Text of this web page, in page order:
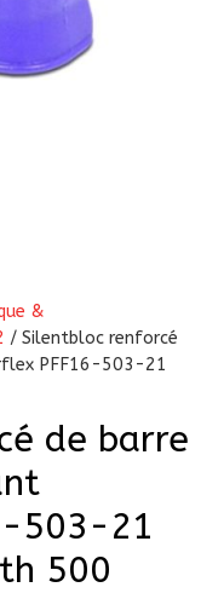
&
/ Silentbloc renforcé
PFF16-503-21
de barre
503-21
500